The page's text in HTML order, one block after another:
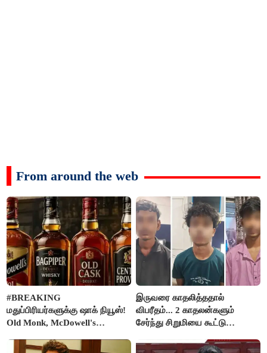
From around the web
#BREAKING
மதுப்பிரியர்களுக்கு ஷாக் நியூஸ்!
Old Monk, McDowell's
FSSAI தடை
இருவரை காதலித்ததால்
விபரீதம்... 2 காதலன்களும்
சேர்ந்து சிறுமியை கூட்டு
செய்த கொடூரம்